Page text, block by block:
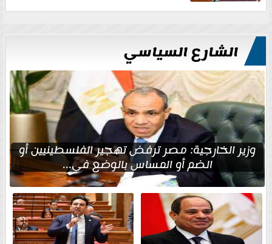
الشارع السياسي
وزير الخارجية: مصر ترفض تهجير الفلسطينيين أو
الضم أو المساس بالوضع في...